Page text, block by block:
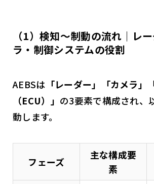
（1）検知～制動の流れ｜レ
ラ・制御システムの役割
AEBSは 「レーダー」「カメラ」
（ECU）」 の3要素で構成され、
動します。
フェーズ
主な構成要
素